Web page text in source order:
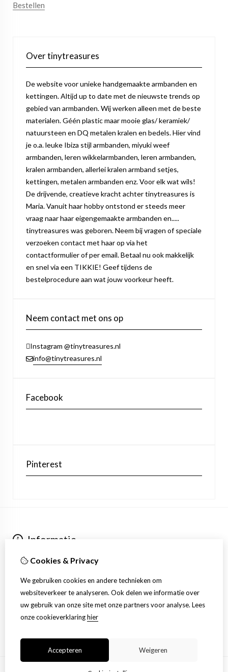
Bestellen
Over tinytreasures
De website voor unieke handgemaakte armbanden en
kettingen. Altijd up to date met de nieuwste trends op
gebied van armbanden. Wij werken alleen met de beste
materialen. Géén plastic maar mooie glas/ keramiek/
natuursteen en DQ metalen kralen en bedels. Hier vind
je o.a. leuke Ibiza stijl armbanden, miyuki weef
armbanden, leren wikkelarmbanden, leren armbanden,
kralen armbanden, allerlei kralen armband setjes,
kettingen, metalen armbanden enz. Voor elk wat wils!
De drijvende, creatieve kracht achter tinytreasures is
Maria. Vanuit haar hobby ontstond er steeds meer
vraag naar haar eigengemaakte armbanden en.....
tinytreasures was geboren. Neem bij vragen of speciale
verzoeken contact met haar op via het
contactformulier of per email. Betaal nu ook makkelijk
en snel via een TIKKIE! Geef tijdens de
bestelprocedure aan wat jouw voorkeur heeft.
Neem contact met ons op
Instagram @tinytreasures.nl
info@tinytreasures.nl
Facebook
Pinterest
Informatie
Verzending
Extra
Klantenservice
Cookies & Privacy
We gebruiken cookies en andere technieken om
websiteverkeer te analyseren. Ook delen we informatie over
uw gebruik van onze site met onze partners voor analyse. Lees
onze cookieverklaringhier
Accepteren Weigeren